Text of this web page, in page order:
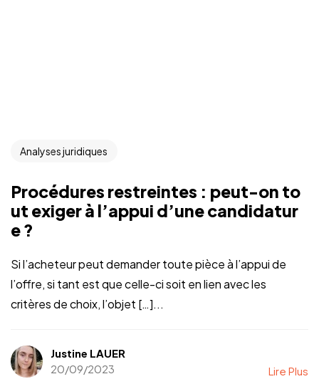
Analyses juridiques
Procédures restreintes : peut-on to
ut exiger à l’appui d’une candidatur
e ?
Si l’acheteur peut demander toute pièce à l’appui de
l’offre, si tant est que celle-ci soit en lien avec les
critères de choix, l’objet […]...
Justine LAUER
20/09/2023
Lire Plus